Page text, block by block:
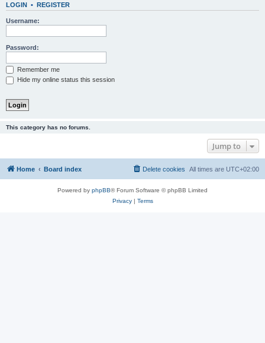
LOGIN • REGISTER
Username:
Password:
Remember me
Hide my online status this session
This category has no forums.
Jump to
Home Board index All times are UTC+02:00
Delete cookies
Powered by phpBB® Forum Software © phpBB Limited
Privacy| Terms